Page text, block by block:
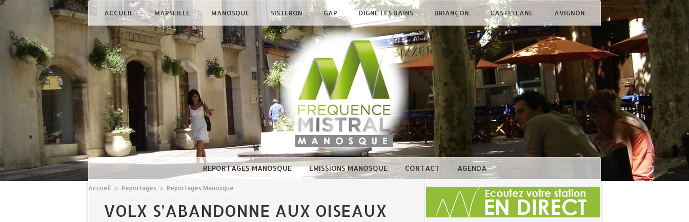
ACCUEIL MARSEILLE MANOSQUE SISTERON GAP DIGNE LES BAINS BRIANÇON CASTELLANE AVIGNON
REPORTAGES MANOSQUE EMISSIONS MANOSQUE CONTACT AGENDA
Accueil > Reportages > Reportages Manosque
VOLX S’ABANDONNE AUX OISEAUX